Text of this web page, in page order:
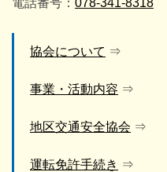
協会について
事業・活動内容
地区交通安全協会
運転免許手続き